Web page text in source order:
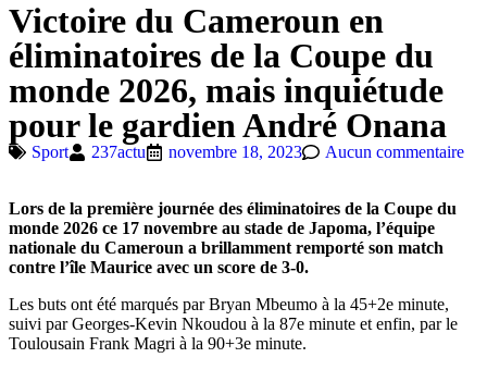
Victoire du Cameroun en
éliminatoires de la Coupe du
monde 2026, mais inquiétude
pour le gardien André Onana
Sport 237actu novembre 18, 2023 Aucun commentaire
Lors de la première journée des éliminatoires de la Coupe du
monde 2026 ce 17 novembre au stade de Japoma, l’équipe
nationale du Cameroun a brillamment remporté son match
contre l’île Maurice avec un score de 3-0.
Les buts ont été marqués par Bryan Mbeumo à la 45+2e minute,
suivi par Georges-Kevin Nkoudou à la 87e minute et enfin, par le
Toulousain Frank Magri à la 90+3e minute.